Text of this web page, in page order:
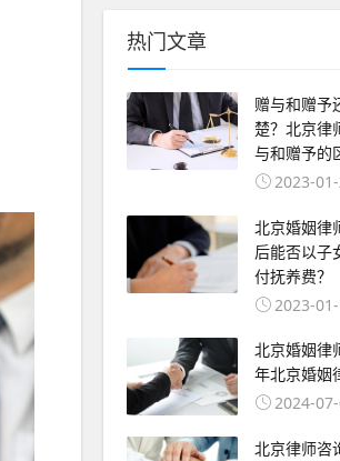
热门文章
赠与和赠予
楚？北京律
与和赠予的
2023-01-
北京婚姻律
后能否以子
付抚养费？
2023-
北京婚姻律
年北京婚姻
2024-
北京律师咨